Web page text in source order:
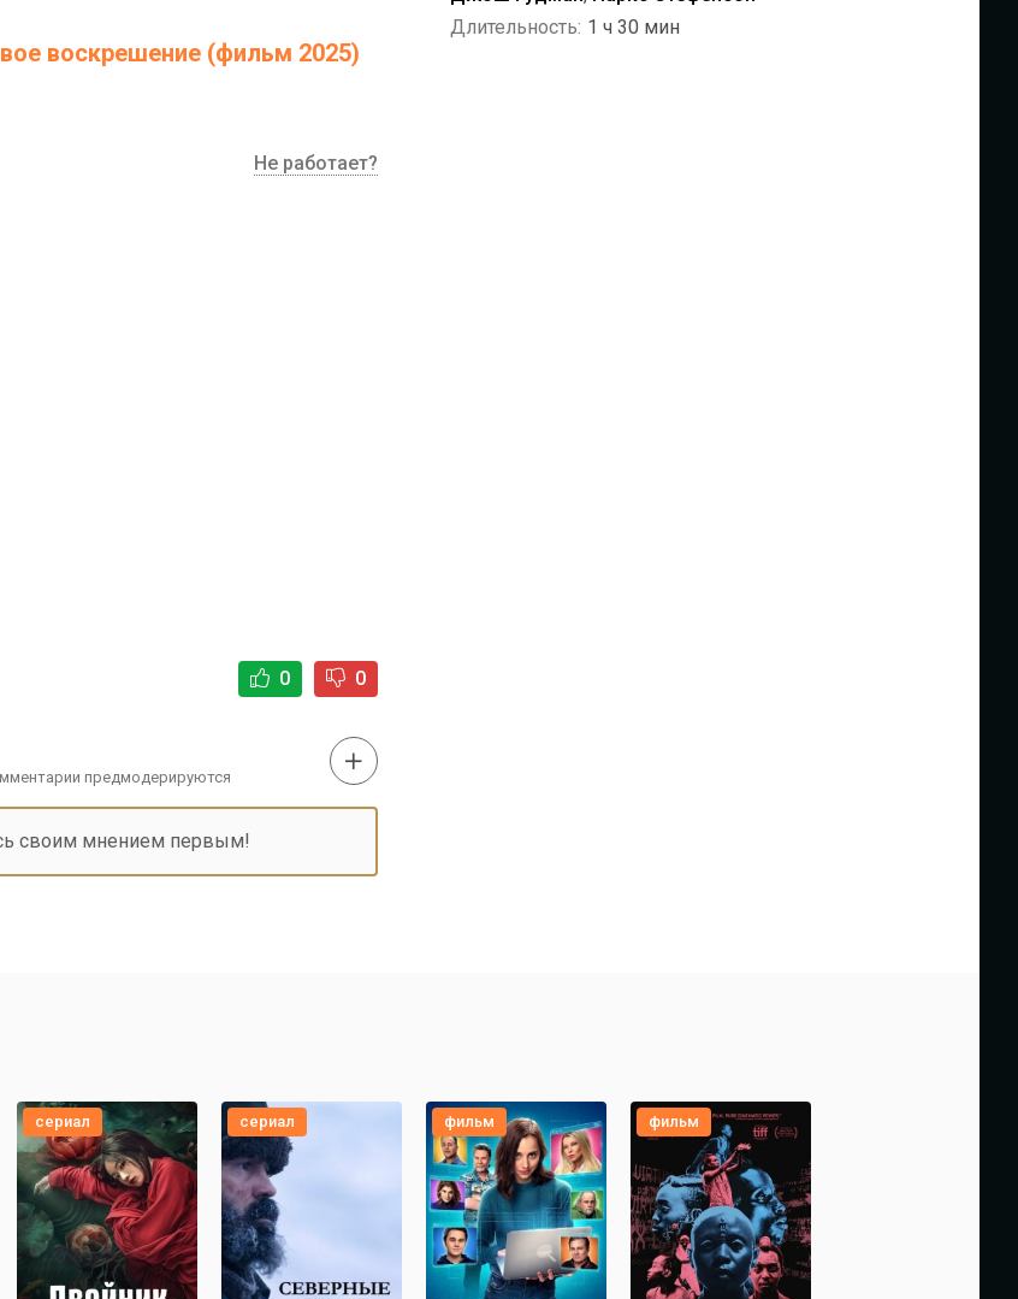
воскрешение (фильм 2025)
Не работает?
0 0
предмодерируются
своим мнением первым!
Длительность: 1 ч 30 мин
сериал сериал фильм фильм